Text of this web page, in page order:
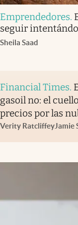
Emprendedores.
seguir
Sheila Saad
Financial Times.
gasoil no: el
precios por las
Verity RatcliffeyJamie